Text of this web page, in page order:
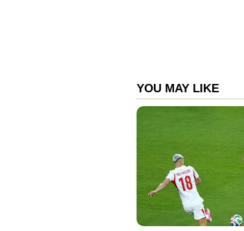
ചെയ്താല്‍ 33.7
ലോകത്തിലെ
ഉറൂസ്. സുരക്ഷയുടെ